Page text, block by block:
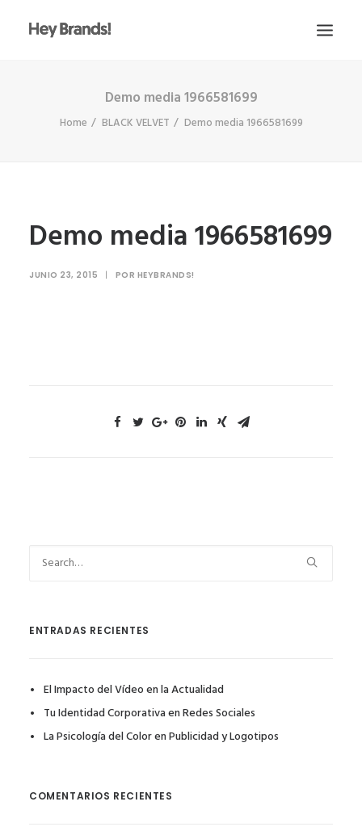
CONÓCENOS
ESCRÍBENOS
Demo media 1966581699
Home BLACK VELVET Demo media 1966581699
Demo media 1966581699
JUNIO 23, 2015 | POR HEYBRANDS!
ENTRADAS RECIENTES
El Impacto del Vídeo en la Actualidad
Tu Identidad Corporativa en Redes Sociales
La Psicología del Color en Publicidad y Logotipos
COMENTARIOS RECIENTES